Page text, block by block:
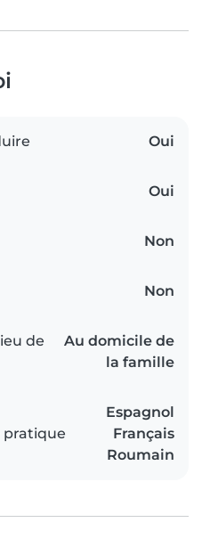
Oui
Oui
Non
Non
de
Au domicile de
la famille
pratique
Espagnol
Français
Roumain